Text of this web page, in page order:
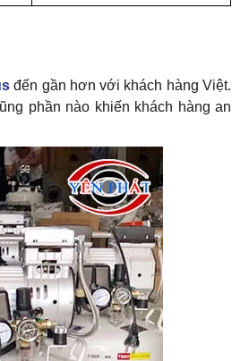
đến gần hơn với khách hàng Việt.
phần nào khiến khách hàng an